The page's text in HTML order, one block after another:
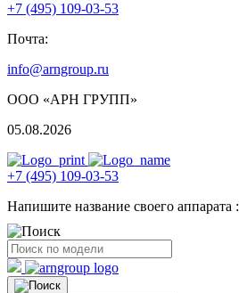
+7 (495) 109-03-53
Почта:
info@arngroup.ru
ООО «АРН ГРУПП»
05.08.2026
+7 (495) 109-03-53
Напишите название своего аппарата :